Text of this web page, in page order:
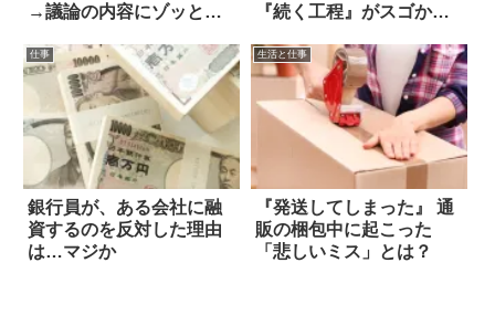
→議論の内容にゾッとす
『続く工程』がスゴかっ
仕事
銀行員が、ある会社に融
資するのを反対した理由
は…マジか
生活と仕事
『発送してしまった』 通
販の梱包中に起こった
「悲しいミス」とは？